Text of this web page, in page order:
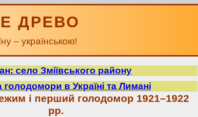
ДРЕВО
– українською!
село Зміївського району
голодомори в Україні та Лимані
і перший голодомор 1921–1922
рр.